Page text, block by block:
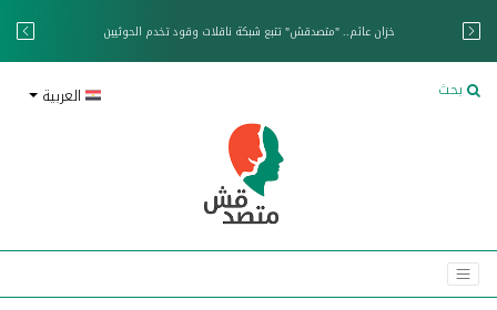
خزان عائم.. "متصدقش" تتبع شبكة ناقلات وقود تخدم الحوثيين
بحث العربية